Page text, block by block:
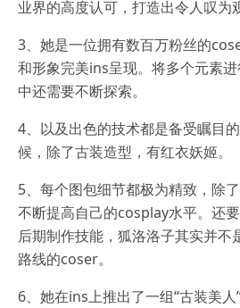
业界的高度认可，打造出令人叹为
3、她是一位拥有数百万粉丝的
和形象完美ins呈现。将多个元素
中还需要不断探索。
4、以及出色的技术都是备受瞩目
候，除了古装造型，有红衣妖姬。
5、每个图包细节都极为精致，除
不断提高自己的cosplay水平。还
后期制作技能，狐洛洛子其实并不
路线的coser。
6、她在ins上推出了一组“古装美